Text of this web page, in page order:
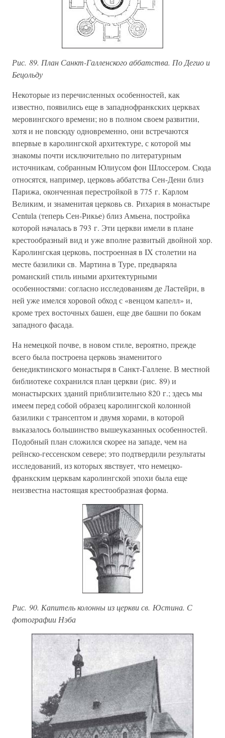
Рис. 89. План Санкт-Галленского аббатства. По Дегио и
Бецольду
Некоторые из перечисленных особенностей, как
известно, появились еще в западнофранкских церквах
меровингского времени; но в полном своем развитии,
хотя и не повсюду одновременно, они встречаются
впервые в каролингской архитектуре, с которой мы
знакомы почти исключительно по литературным
источникам, собранным Юлиусом фон Шлоссером. Сюда
относятся, например, церковь аббатства Сен-Дени близ
Парижа, оконченная перестройкой в 775 г. Карлом
Великим, и знаменитая церковь св. Рихария в монастыре
Centula (теперь Сен-Рикье) близ Амьена, постройка
которой началась в 793 г. Эти церкви имели в плане
крестообразный вид и уже вполне развитый двойной хор.
Каролингская церковь, построенная в IX столетии на
месте базилики св. Мартина в Туре, предваряла
романский стиль иными архитектурными
особенностями: согласно исследованиям де Ластейри, в
ней уже имелся хоровой обход с «венцом капелл» и,
кроме трех восточных башен, еще две башни по бокам
западного фасада.
На немецкой почве, в новом стиле, вероятно, прежде
всего была построена церковь знаменитого
бенедиктинского монастыря в Санкт-Галлене. В местной
библиотеке сохранился план церкви (рис. 89) и
монастырских зданий приблизительно 820 г.; здесь мы
имеем перед собой образец каролингской колонной
базилики с трансептом и двумя хорами, в которой
выказалось большинство вышеуказанных особенностей.
Подобный план сложился скорее на западе, чем на
рейнско-гессенском севере; это подтвердили результаты
исследований, из которых явствует, что немецко-
франкским церквам каролингской эпохи была еще
неизвестна настоящая крестообразная форма.
Рис. 90. Капитель колонны из церкви св. Юстина. С
фотографии Нэба